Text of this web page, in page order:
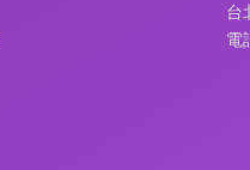
台
電